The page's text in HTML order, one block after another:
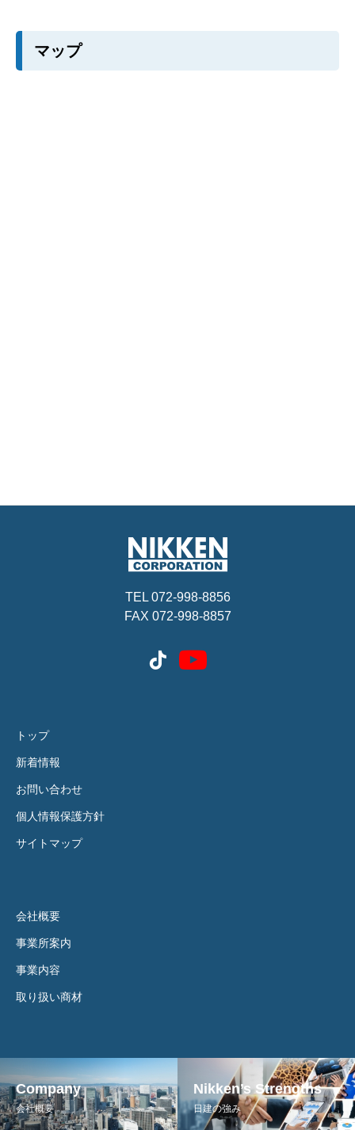
マップ
TEL 072-998-8856
FAX 072-998-8857
トップ
新着情報
お問い合わせ
個人情報保護方針
サイトマップ
会社概要
事業所案内
事業内容
取り扱い商材
Company
会社概要
Nikken’s Strengths
日建の強み